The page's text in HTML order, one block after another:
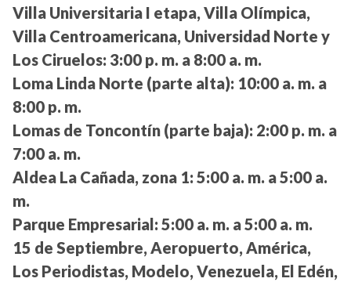
Villa Universitaria I etapa, Villa Olímpica,
Villa Centroamericana, Universidad Norte y
Los Ciruelos: 3:00 p. m. a 8:00 a. m.
Loma Linda Norte (parte alta): 10:00 a. m. a
8:00 p. m.
Lomas de Toncontín (parte baja): 2:00 p. m. a
7:00 a. m.
Aldea La Cañada, zona 1: 5:00 a. m. a 5:00 a.
m.
Parque Empresarial: 5:00 a. m. a 5:00 a. m.
15 de Septiembre, Aeropuerto, América,
Los Periodistas, Modelo, Venezuela, El Edén,